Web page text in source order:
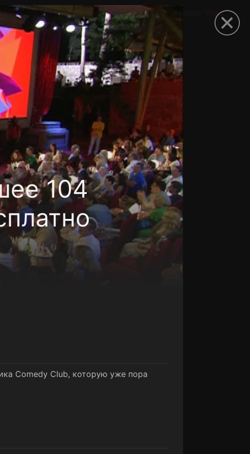
104
Comedy Club, которую уже пора
промокод